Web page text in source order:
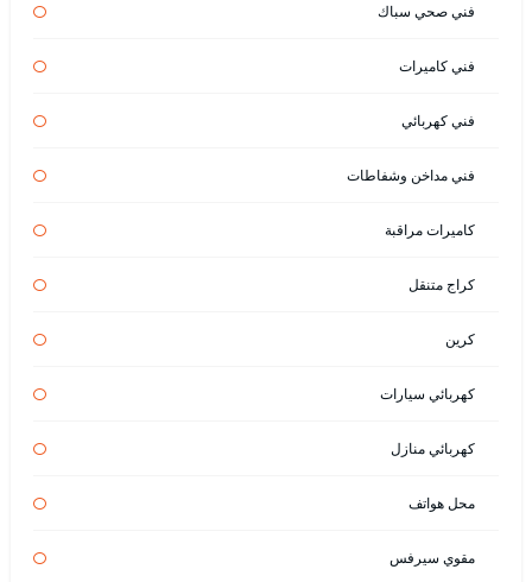
فني صحي سباك
فني كاميرات
فني كهربائي
فني مداخن وشفاطات
كاميرات مراقبة
كراج متنقل
كرين
كهربائي سيارات
كهربائي منازل
محل هواتف
مقوي سيرفس